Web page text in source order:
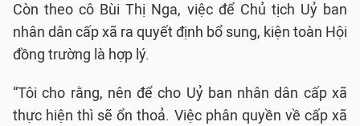
Còn theo cô Bùi Thị Nga, việc để Chủ tịch Uỷ ban
nhân dân cấp xã ra quyết định bổ sung, kiện toàn Hội
đồng trường là hợp lý.
“Tôi cho rằng, nên để cho Uỷ ban nhân dân cấp xã
thực hiện thì sẽ ổn thoả. Việc phân quyền về cấp xã